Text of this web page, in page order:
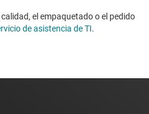
el empaquetado o el pedido
de asistencia de TI.